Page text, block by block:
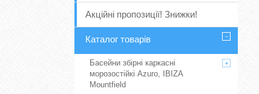
Акційні пропозиції! Знижки!
Каталог товарів
Басейни збірні каркасні
морозостійкі Azuro, IBIZA
Mountfield